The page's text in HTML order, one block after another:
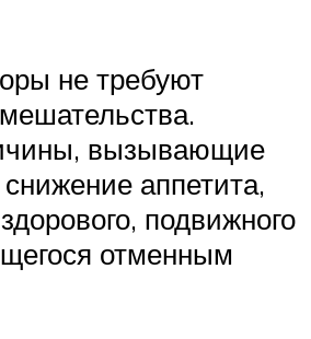
не требуют
вызывающие
аппетита,
подвижного
отменным